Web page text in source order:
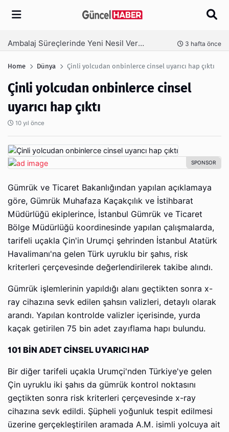
Arama
Ambalaj Süreçlerinde Yeni Nesil Verimliliği Olimpack ile Yakalayın 3 hafta önce
Home Dünya Çinli yolcudan onbinlerce cinsel uyarıcı hap çıktı
Çinli yolcudan onbinlerce cinsel
uyarıcı hap çıktı
10 yıl önce
Gümrük ve Ticaret Bakanlığından yapılan açıklamaya
göre, Gümrük Muhafaza Kaçakçılık ve İstihbarat
Müdürlüğü ekiplerince, İstanbul Gümrük ve Ticaret
Bölge Müdürlüğü koordinesinde yapılan çalışmalarda,
tarifeli uçakla Çin'in Urumçi şehrinden İstanbul Atatürk
Havalimanı'na gelen Türk uyruklu bir şahıs, risk
kriterleri çerçevesinde değerlendirilerek takibe alındı.
Gümrük işlemlerinin yapıldığı alanı geçtikten sonra x-
ray cihazına sevk edilen şahsın valizleri, detaylı olarak
arandı. Yapılan kontrolde valizler içerisinde, yurda
kaçak getirilen 75 bin adet zayıflama hapı bulundu.
101 BİN ADET CİNSEL UYARICI HAP
Bir diğer tarifeli uçakla Urumçi'nden Türkiye'ye gelen
Çin uyruklu iki şahıs da gümrük kontrol noktasını
geçtikten sonra risk kriterleri çerçevesinde x-ray
cihazına sevk edildi. Şüpheli yoğunluk tespit edilmesi
üzerine gerçekleştirilen aramada A.M. isimli yolcuya ait